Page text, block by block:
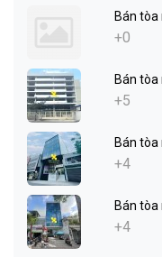
Bán
+0
Bán
+5
Bán tòa
+4
Bán tòa
+4